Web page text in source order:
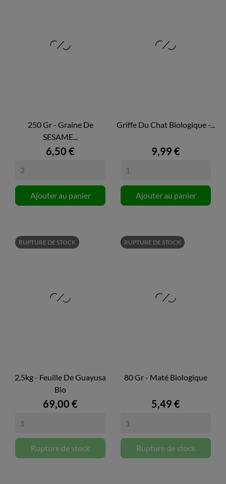
250 Gr - Graine De
SESAME...
6,50 €
Ajouter au panier
Griffe Du Chat Biologique -...
9,99 €
Ajouter au panier
2,5kg - Feuille De Guayusa
Bio
69,00 €
Rupture de stock
RUPTURE DE STOCK
80 Gr - Maté Biologique
5,49 €
Rupture de stock
RUPTURE DE STOCK